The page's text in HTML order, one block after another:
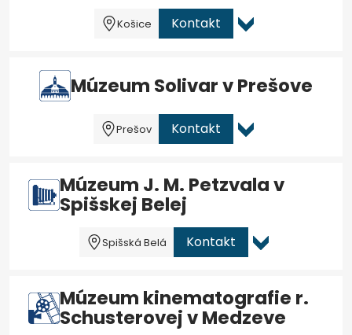
Košice Kontakt
Múzeum Solivar v Prešove
Prešov Kontakt
Múzeum J. M. Petzvala v
Spišskej Belej
Spišská Belá Kontakt
Múzeum kinematografie r.
Schusterovej v Medzeve